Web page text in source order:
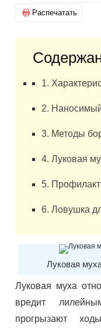
Распечатать
1.
2.
3. Методы
4. Луковая
5.
6. Ловушка
Луковая
Луковая муха
вредит
прогрызают